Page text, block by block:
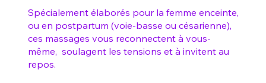
Spécialement élaborés pour la femme enceinte,
ou en postpartum (voie-basse ou césarienne),
ces massages vous reconnectent à vous-
même, soulagent les tensions et à invitent au
repos.